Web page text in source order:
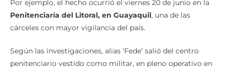
Por ejemplo, el hecho ocurrió el viernes 20 de junio en la
Penitenciaría del Litoral, en Guayaquil, una de las
cárceles con mayor vigilancia del país.
Según las investigaciones, alias ‘Fede’ salió del centro
penitenciario vestido como militar, en pleno operativo en